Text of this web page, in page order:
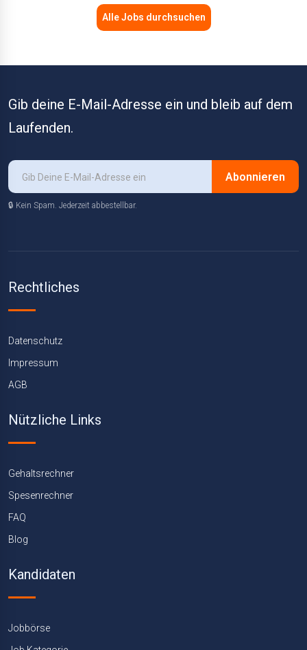
Alle Jobs durchsuchen
Gib deine E-Mail-Adresse ein und bleib auf dem
Laufenden.
Abonnieren
🔒 Kein Spam. Jederzeit abbestellbar.
Rechtliches
Datenschutz
Impressum
AGB
Nützliche Links
Gehaltsrechner
Spesenrechner
FAQ
Blog
Kandidaten
Jobbörse